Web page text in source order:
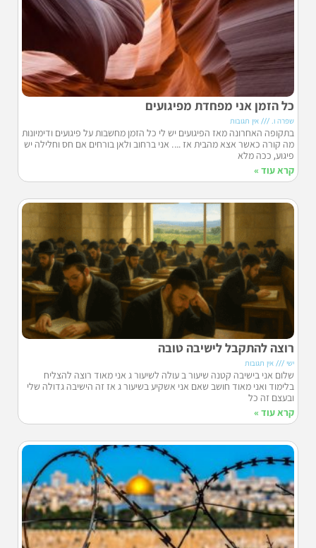
כל הזמן אני מפחדת מפיגועים
שפרה ו. אין תגובות
בתקופה האחרונה מאז הפיגועים יש לי כל הזמן מחשבות על פיגועים ודימיונות
מה קורה כאשר אצא מהבית אז …. אני ברחוב ולאן בורחים אם חס וחלילה יש
פיגוע, ככה מלא
קרא עוד »
רוצה להתקבל לישיבה טובה
ישי אין תגובות
שלום אני בישיבה קטנה שיעור ב עולה לשיעור ג אני מאוד רוצה להצליח
בלימוד ואני מאוד חושב שאם אני אשקיע בשיעור ג אז זה הישיבה גדולה שלי
ובעצם זה כל
קרא עוד »